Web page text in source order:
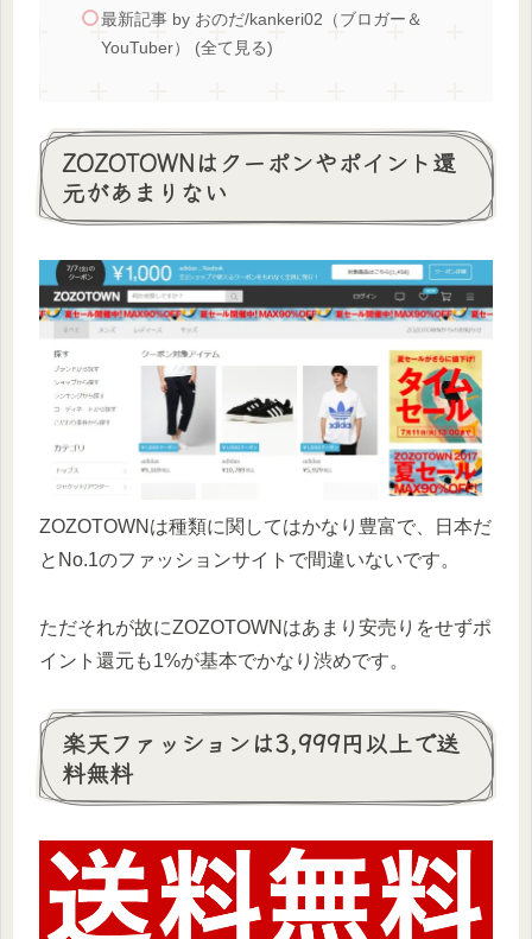
最新記事 by おのだ/kankeri02（ブロガー＆
YouTuber） (全て見る)
ZOZOTOWNはクーポンやポイント還
元があまりない
ZOZOTOWNは種類に関してはかなり豊富で、日本だ
とNo.1のファッションサイトで間違いないです。
ただそれが故にZOZOTOWNはあまり安売りをせずポ
イント還元も1%が基本でかなり渋めです。
楽天ファッションは3,999円以上で送
料無料